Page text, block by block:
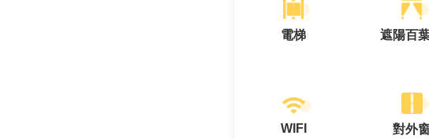
電梯 遮陽百
WIFI 對外